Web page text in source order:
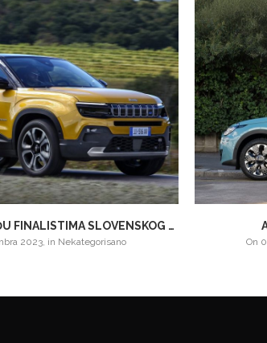
JEEP AVENGER MEĐU FINALISTIMA SLOVENSKOG AUTOMOBILA GODINE 2024.
2023, in Nekategorisano on